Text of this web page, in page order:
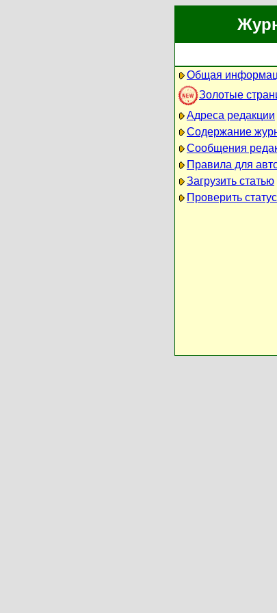
Общая
Золотые
Адреса редакции
Содержание
Сообщения
Правила для
Загрузить статью
Проверить